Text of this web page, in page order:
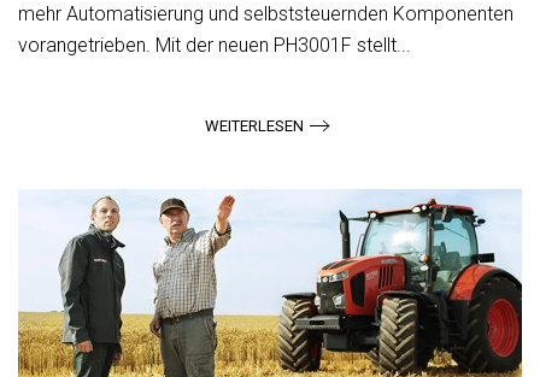
mehr Automatisierung und selbststeuernden Komponenten
vorangetrieben. Mit der neuen PH3001F stellt...
WEITERLESEN